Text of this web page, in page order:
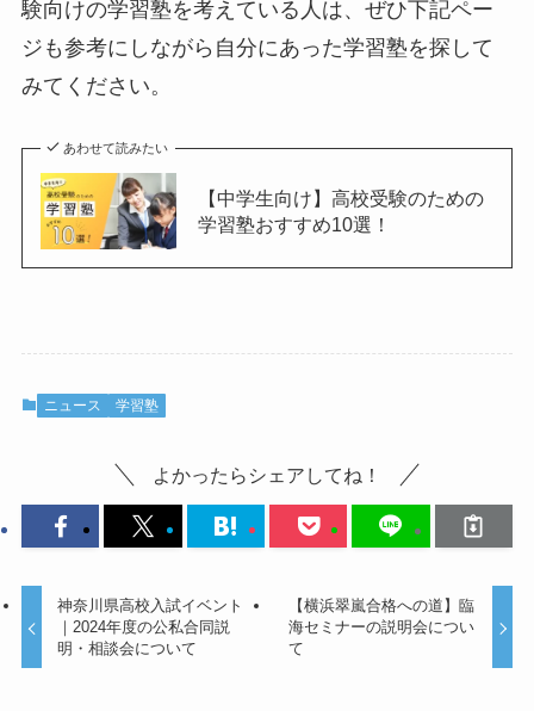
験向けの学習塾を考えている人は、ぜひ下記ペー
ジも参考にしながら自分にあった学習塾を探して
みてください。
あわせて読みたい
【中学生向け】高校受験のための
学習塾おすすめ10選！
ニュース 学習塾
よかったらシェアしてね！
神奈川県高校入試イベント
｜2024年度の公私合同説
明・相談会について
【横浜翠嵐合格への道】臨
海セミナーの説明会につい
て